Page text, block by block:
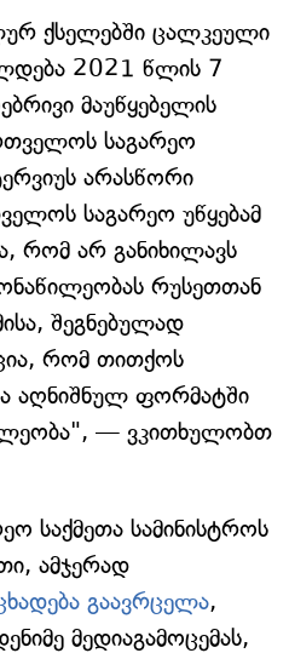
ქსელებში ცალკეული
2021 წლის 7
მაუწყებელის
საგარეო
არასწორი
საგარეო უწყებამ
რომ არ განიხილავს
რუსეთთან
შეგნებულად
რომ თითქოს
აღნიშნულ ფორმატში
— ვკითხულობთ
საქმეთა სამინისტროს
ამჯერად
გაავრცელა,
მედიაგამოცემას,